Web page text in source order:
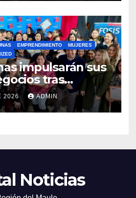
EMPRENDIMIENTO
MUJERES
impulsarán sus
tras
junto al FOSIS
2026 ADMIN
Noticias